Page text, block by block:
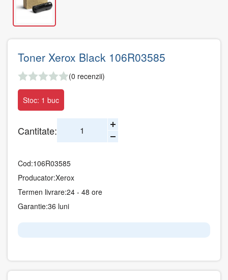
Toner Xerox Black 106R03585
(0 recenzii)
Stoc: 1 buc
Cantitate:
Cod:106R03585
Producator:Xerox
Termen livrare:24 - 48 ore
Garantie:36 luni